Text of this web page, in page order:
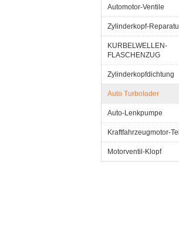
Automotor-Ventile
Zylinderkopf-
KURBELWELLEN-
FLASCHENZUG
Zylinderkopfdichtung
Auto Turbolader
Auto-Lenkpumpe
Kraftfahrzeugmotor-
Motorventil-Klopf